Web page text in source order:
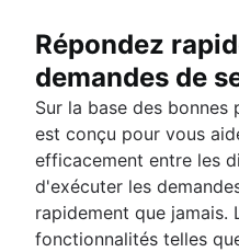
Répondez
demandes de
Sur la base des bonnes
est conçu pour vous
efficacement entre les
d'exécuter les
rapidement que jamais.
fonctionnalités telles